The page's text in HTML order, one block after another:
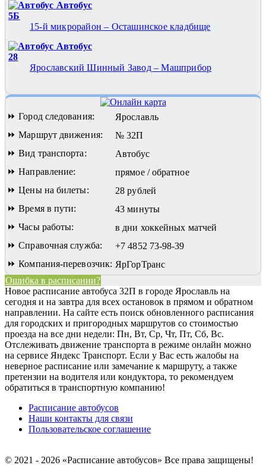
Автобус
5Б
15-й микрорайон – Осташинское кладбище
Автобус
28
Ярославский Шинный Завод – Машприбор
⏩ Город следования:
Ярославль
⏩ Маршрут движения:
№ 32П
⏩ Вид транспорта:
Автобус
⏩ Направление:
прямое / обратное
⏩ Цены на билеты:
28 рублей
⏩ Время в пути:
43 минуты
⏩ Часы работы:
в дни хоккейных матчей
⏩ Справочная служба:
+7 4852 73-98-39
⏩ Компания-перевозчик: ЯрГорТранс
Ошибка в расписании?
Новое расписание автобуса 32П в городе Ярославль на
сегодня и на завтра для всех остановок в прямом и обратном
направлении. На сайте есть поиск обновленного расписания
для городских и пригородных маршрутов со стоимостью
проезда на все дни недели: Пн, Вт, Ср, Чт, Пт, Сб, Вс.
Отслеживать движение транспорта в режиме онлайн можно
на сервисе Яндекс Транспорт. Если у Вас есть жалобы на
неверное расписание или замечание к маршруту, а также
претензии на водителя или кондуктора, то рекомендуем
обратиться в транспортную компанию!
Расписание автобусов
Наши контакты для связи
Пользовательское соглашение
© 2021 - 2026 «Расписание автобусов» Все права защищены!